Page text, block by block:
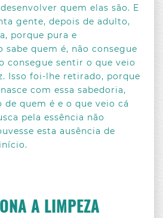
quem elas são. E
gente, depois de adulto,
porque pura e
sabe quem é, não consegue
consegue sentir o que veio
Isso foi-lhe retirado, porque
com essa sabedoria,
quem é e o que veio cá
pela essência não
esta ausência de
A LIMPEZA